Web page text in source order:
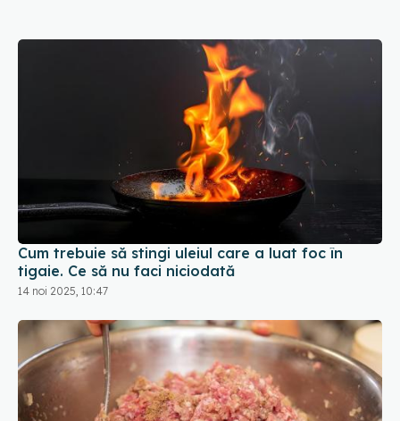
Cum trebuie să stingi uleiul care a luat foc în
tigaie. Ce să nu faci niciodată
14 noi 2025, 10:47